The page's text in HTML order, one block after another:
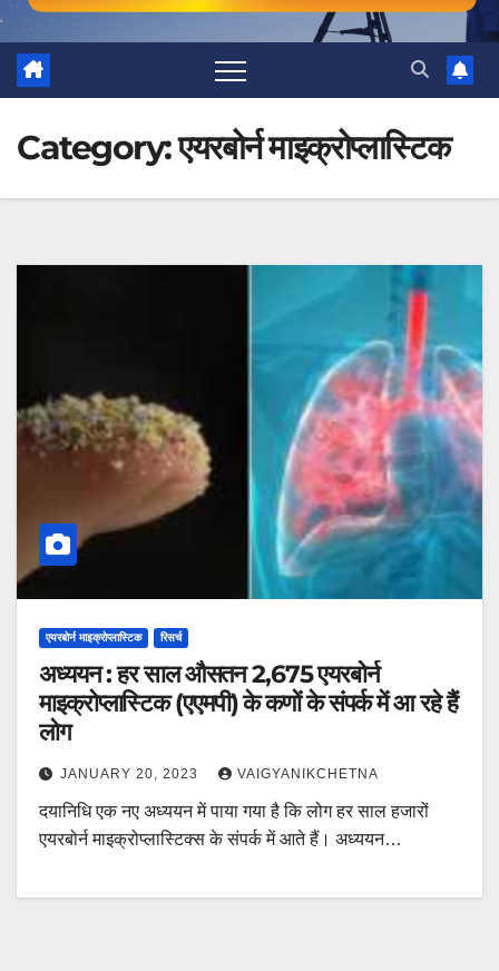
Category:एयरबोर्न माइक्रोप्लास्टिक
एयरबोर्न माइक्रोप्लास्टिक रिसर्च
अध्ययन : हर साल औसतन 2,675 एयरबोर्न
माइक्रोप्लास्टिक (एएमपी) के कणों के संपर्क में आ रहे हैं
लोग
JANUARY 20, 2023 VAIGYANIKCHETNA
दयानिधि एक नए अध्ययन में पाया गया है कि लोग हर साल हजारों
एयरबोर्न माइक्रोप्लास्टिक्स के संपर्क में आते हैं। अध्ययन…